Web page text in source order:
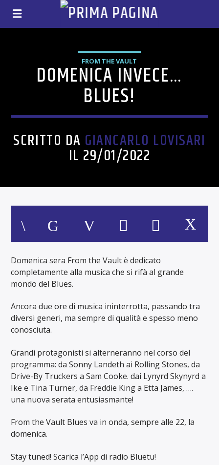
FROM THE VAULT
DOMENICA INVECE…
BLUES!
SCRITTO DA GIANCARLO LOVISARI
IL 29/01/2022
Domenica sera From the Vault è dedicato
completamente alla musica che si rifà al grande
mondo del Blues.
Ancora due ore di musica ininterrotta, passando tra
diversi generi, ma sempre di qualità e spesso meno
conosciuta.
Grandi protagonisti si alterneranno nel corso del
programma: da Sonny Landeth ai Rolling Stones, da
Drive-By Truckers a Sam Cooke. dai Lynyrd Skynyrd a
Ike e Tina Turner, da Freddie King a Etta James, ….
una nuova serata entusiasmante!
From the Vault Blues va in onda, sempre alle 22, la
domenica.
Stay tuned! Scarica l’App di radio Bluetu!